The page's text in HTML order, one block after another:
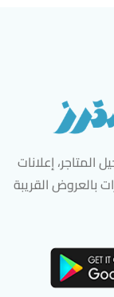
إعلانات
بالعروض القريبة